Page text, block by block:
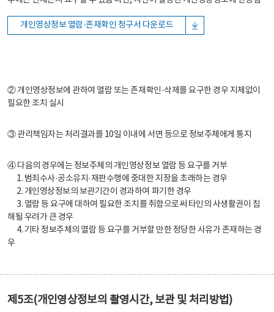
개인영상정보 열람·존재확인 청구서 다운로드
② 개인영상정보에 관하여 열람 또는 존재확인·삭제를 요구한 경우 지체없이
필요한 조치 실시
③ 관리책임자는 처리결과를 10일 이내에 서면 등으로 정보주체에게 통지
④ 다음의 경우에는 정보주체의 개인영상정보 열람 등 요구를 거부
1. 범죄수사·공소유지·재판수행에 중대한 지장을 초래하는 경우
2. 개인영상정보의 보관기간이 경과하여 파기한 경우
3. 열람 등 요구에 대하여 필요한 조치를 취함으로써 타인의 사생활권이 침
해될 우려가 큰 경우
4. 기타 정보주체의 열람 등 요구를 거부할 만한 정당한 사유가 존재하는 경
우
제5조(개인영상정보의 촬영시간, 보관 및 처리방법)